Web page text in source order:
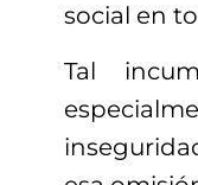
social en
Tal